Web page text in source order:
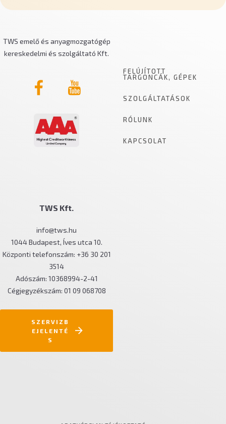
TWS emelő és anyagmozgatógép
kereskedelmi és szolgáltató Kft.
FELÚJÍTOTT
TARGONCÁK, GÉPEK
SZOLGÁLTATÁSOK
FELVÁSÁRLÁS
FELÚJÍTÁS
RÓLUNK
TWS KFT.
KAPCSOLAT
TWS Kft.
info@tws.hu
1044 Budapest, Íves utca 10.
Központi telefonszám: +36 30 201
3514
Adószám: 10368994-2-41
Cégjegyzékszám: 01 09 068708
SZERVIZB
EJELENTÉ
S